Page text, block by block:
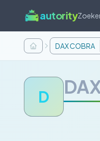
autority
DAX COBRA
D